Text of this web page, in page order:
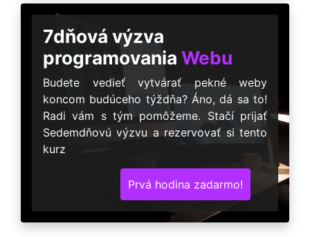
7dňová výzva
programovania Webu
Budete vedieť vytvárať pekné weby
koncom budúceho týždňa? Áno, dá sa to!
Radi vám s tým pomôžeme. Stačí prijať
Sedemdňovú výzvu a rezervovať si tento
kurz
Prvá hodina zadarmo!